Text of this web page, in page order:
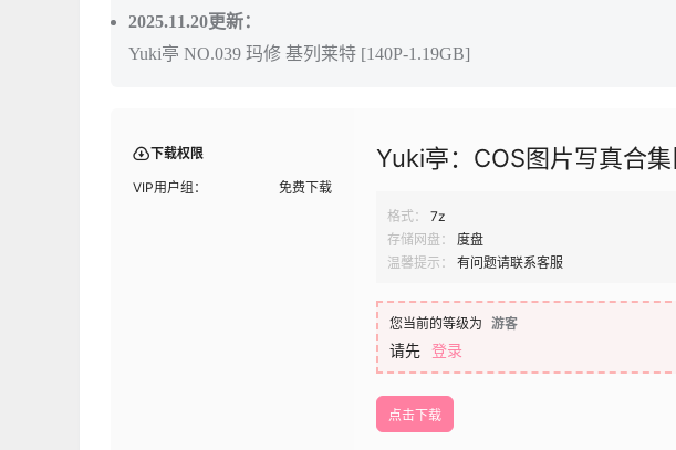
2025.11.20更新：
Yuki亭 NO.039 玛修 基列莱特 [140P-1.19GB]
下载权限
VIP用户组： 免费下载
Yuki亭：COS图片写真合
格式： 7z
存储网盘：
度盘
温馨提示：
有问题请联系客服
您当前的等级为 游客
请先 登录
点击下载